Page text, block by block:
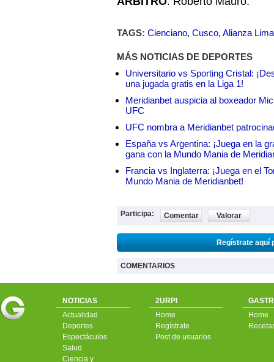
TAGS: Cienciano, Cusco, Alianza Lima
MÁS NOTICIAS DE DEPORTES
Universitario vs Sporting Cristal:
una jugada gratis en la Liga 1!
Meridianbet auspicia al boxeador
UFC
UFC nombra a Meridianbet
España vs Argentina: ¡Juega en la
gana con la Mundo Mania de
Francia vs Inglaterra: ¡Juega en el
Mundo Mania de Meridianbet!
Participa: Comentar Valorar
Regístrate aquí
COMENTARIOS
NOTICIAS
Actualidad
Deportes
Espectáculos
Salud
Ciencia y
2URPI
Home
Regístrate
Post de usuarios
Home